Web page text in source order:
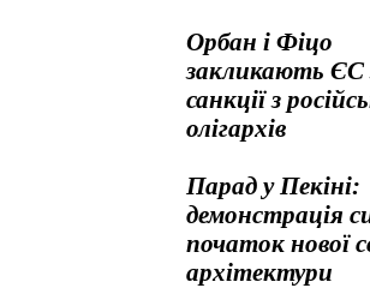
Орбан і Фіцо
закликають ЄС
санкції з
олігархів
Парад у Пекіні:
демонстрація
початок нової
архітектури